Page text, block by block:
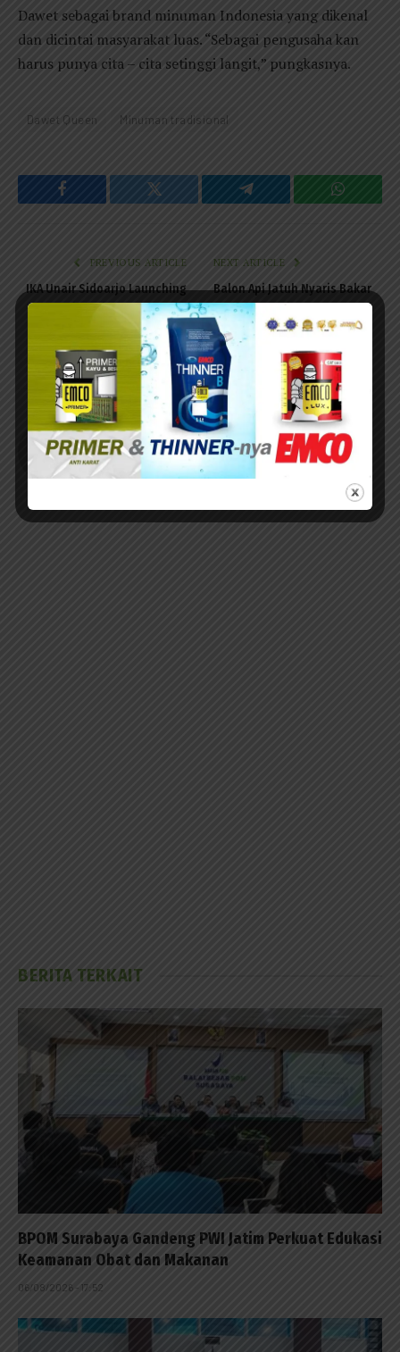
Dawet sebagai brand minuman Indonesia yang dikenal
dan dicintai masyarakat luas. “Sebagai pengusaha kan
harus punya cita – cita setinggi langit,” pungkasnya.
Dawet Queen Minuman tradisional
Facebook Twitter Telegram
PREVIOUS ARTICLE
IKA Unair Sidoarjo Launching
Lagu Sidoarjo Bersih untuk
Kampanye CFD
NEXT ARTICLE
Balon Api Jatuh Nyaris Bakar
Lahan Tebu di Magetan,
Diselamatkan Kelompok
Bocah
Andy Setiawan
BERITA TERKAIT
BPOM Surabaya Gandeng PWI Jatim Perkuat Edukasi
Keamanan Obat dan Makanan
06/08/2026 - 17:52